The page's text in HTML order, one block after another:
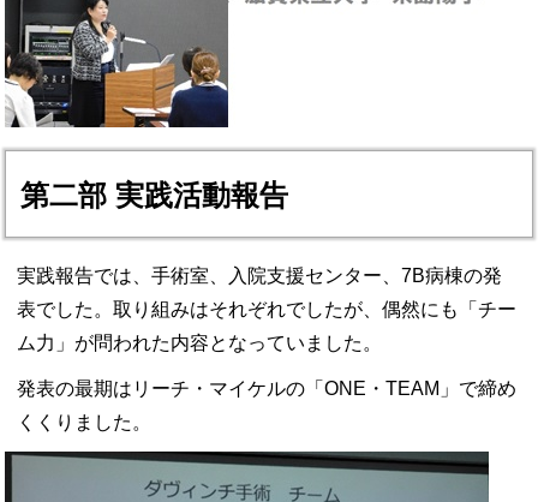
第二部 実践活動報告
実践報告では、手術室、入院支援センター、7B病棟の発
表でした。取り組みはそれぞれでしたが、偶然にも「チー
ム力」が問われた内容となっていました。
発表の最期はリーチ・マイケルの「ONE ・TEAM 」で締め
くくりました。